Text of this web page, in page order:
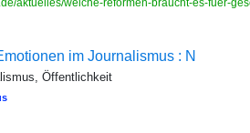
aktuelles/welche-reformen-braucht-es-fuer-
im Journalismus : N
Öffentlichkeit